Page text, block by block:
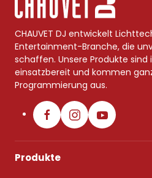
CHAUVET DJ entwickelt
Entertainment-Branche, die
schaffen. Unsere Produkte sind
einsatzbereit und kommen
Programmierung aus.
Produkte